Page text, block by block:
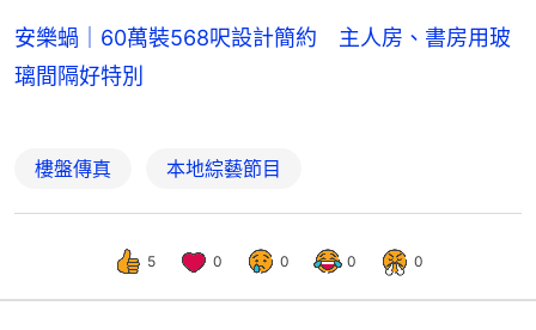
安樂蝸｜60萬裝568呎設計簡約 主人房、書房用玻
璃間隔好特別
樓盤傳真 本地綜藝節目
5 0 0 0 0